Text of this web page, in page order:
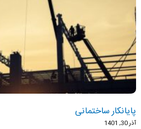
پایانکار ساختمانی
آذر 30, 1401